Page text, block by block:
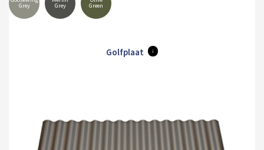
Grey Grey Green
Golfplaat i